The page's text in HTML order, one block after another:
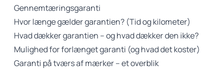
Gennemtæringsgaranti
Hvor længe gælder garantien? (Tid og kilometer)
Hvad dækker garantien – og hvad dækker den ikke?
Mulighed for forlænget garanti (og hvad det koster)
Garanti på tværs af mærker – et overblik